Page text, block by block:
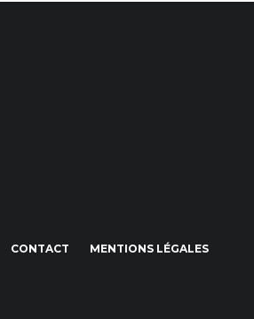
CONTACT MENTIONS LÉGALES